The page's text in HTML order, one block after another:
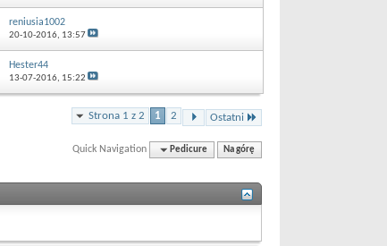
reniusia1002
20-10-2016, 13:57
Hester44
13-07-2016, 15:22
Strona 1 z 2 1 2 Ostatni
Quick Navigation Pedicure Na górę